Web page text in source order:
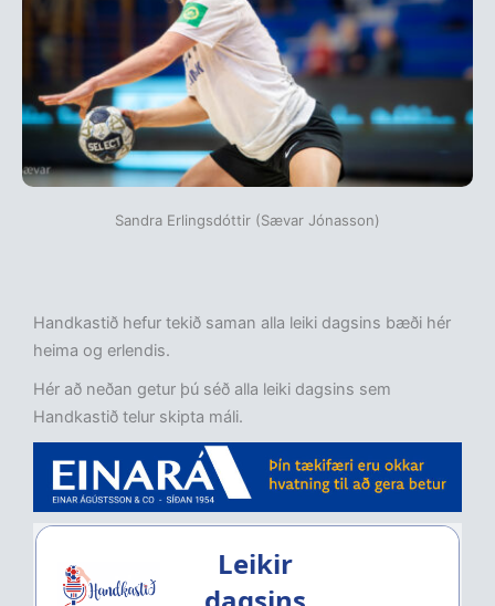
Sandra Erlingsdóttir (Sævar Jónasson)
Handkastið hefur tekið saman alla leiki dagsins bæði hér
heima og erlendis.
Hér að neðan getur þú séð alla leiki dagsins sem
Handkastið telur skipta máli.